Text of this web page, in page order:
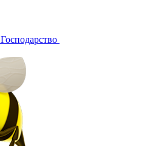
Господарство